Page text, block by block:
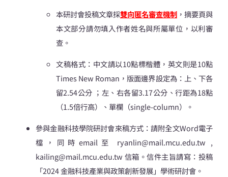
本研討會投稿文章採雙向匿名審查機制 ，摘要頁與
本文部分請勿填入作者姓名與所屬單位，以利審
查。
文稿格式：中文請以10點標楷體，英文則是10點
Times New Roman，版面邊界設定為：上、下各
留2.54公分 ；左、右各留3.17公分、行距為18點
（1.5倍行高）、單欄（single-column）。
參與金融科技學院研討會來稿方式：請附全文Word電子
檔，同時email至 ryanlin@mail.mcu.edu.tw ,
kailing@mail.mcu.edu.tw 信箱。信件主旨請寫：投稿
「2024 金融科技產業與政策創新發展」學術研討會。